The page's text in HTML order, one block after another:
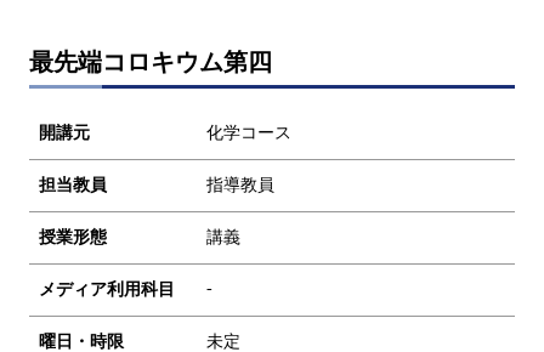
最先端コロキウム第四
開講元 化学コース
担当教員 指導教員
授業形態 講義
メディア利用科目 -
曜日・時限
未定